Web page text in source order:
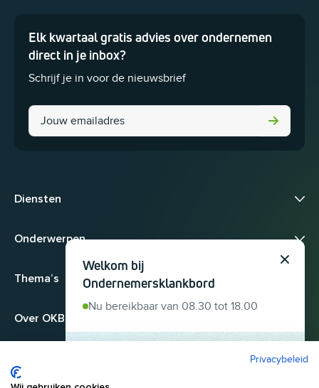
Elk kwartaal gratis advies over ondernemen
direct in je inbox?
Schrijf je in voor de nieuwsbrief
Phone
Dit veld is bedoeld voor validatiedoeleinden en moet niet worden
Diensten
Onderwerpen
Thema’s
Over OKB
Welkom bij
Ondernemersklankbord
Nu bereikbaar van 08.30 tot 18.00
Sluit
Privacybeleid